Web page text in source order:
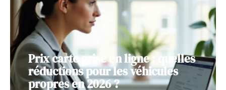
Prix carte grise en ligne : quelles
réductions pour les véhicules
propres en 2026 ?